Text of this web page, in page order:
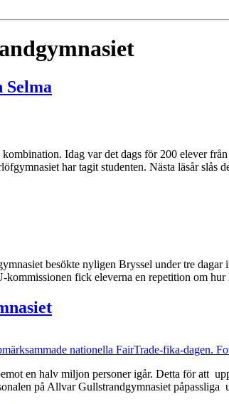
Idag var det dags för 200 elever
har tagit studenten. Nästa läsår
besökte nyligen Bryssel under tre
kommissionen fick eleverna en repetition om
en halv miljon personer igår. Detta för att
på Allvar Gullstrandgymnasiet